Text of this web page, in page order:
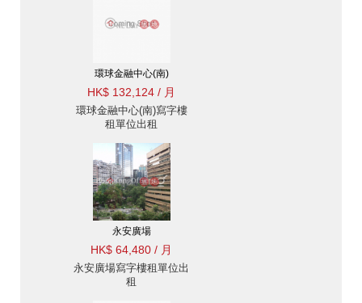
環球金融中心(南)
HK$ 132,124 / 月
環球金融中心(南)寫字樓
租單位出租
永安廣場
HK$ 64,480 / 月
永安廣場寫字樓租單位出
租